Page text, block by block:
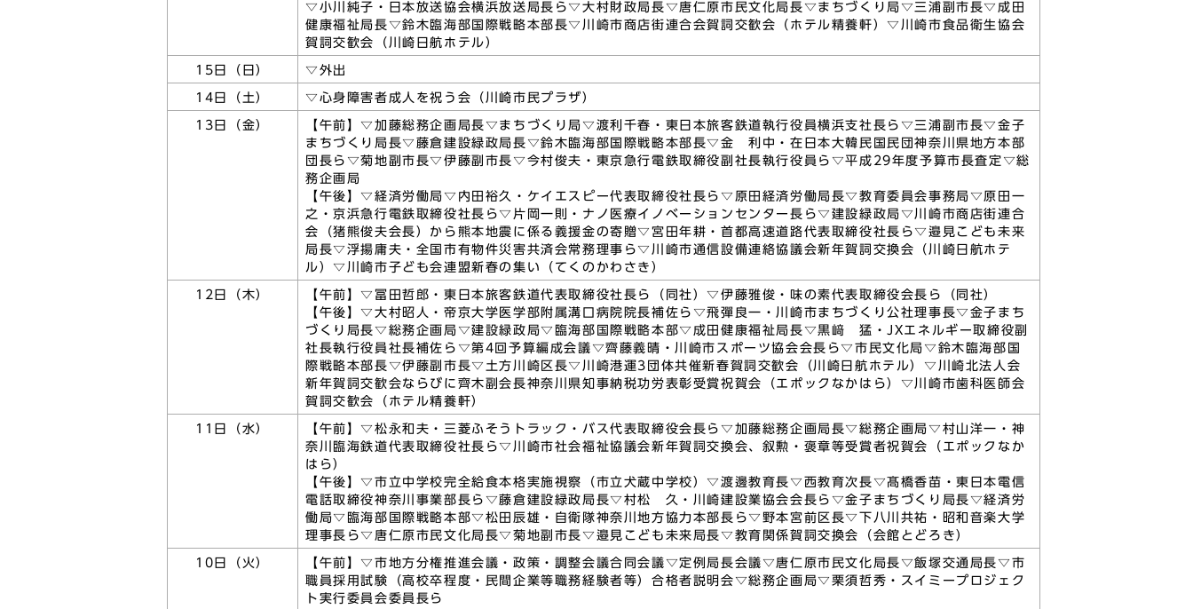
▽小川純子・日本放送協会横浜放送局長ら▽大村財政局長▽唐仁原市民文化局長▽まちづくり局▽三浦副市長▽成田
健康福祉局長▽鈴木臨海部国際戦略本部長▽川崎市商店街連合会賀詞交歓会（ホテル精養軒）▽川崎市食品衛生協会
賀詞交歓会（川崎日航ホテル）
15日（日） ▽外出
14日（土） ▽心身障害者成人を祝う会（川崎市民プラザ）
13日（金）
【午前】▽加藤総務企画局長▽まちづくり局▽渡利千春・東日本旅客鉄道執行役員横浜支社長ら▽三浦副市長▽金子
まちづくり局長▽藤倉建設緑政局長▽鈴木臨海部国際戦略本部長▽金 利中・在日本大韓民国民団神奈川県地方本部
団長ら▽菊地副市長▽伊藤副市長▽今村俊夫・東京急行電鉄取締役副社長執行役員ら▽平成29年度予算市長査定▽総
務企画局
【午後】▽経済労働局▽内田裕久・ケイエスピー代表取締役社長ら▽原田経済労働局長▽教育委員会事務局▽原田一
之・京浜急行電鉄取締役社長ら▽片岡一則・ナノ医療イノベーションセンター長ら▽建設緑政局▽川崎市商店街連合
会（猪熊俊夫会長）から熊本地震に係る義援金の寄贈▽宮田年耕・首都高速道路代表取締役社長ら▽邉見こども未来
局長▽浮揚庸夫・全国市有物件災害共済会常務理事ら▽川崎市通信設備連絡協議会新年賀詞交換会（川崎日航ホテ
ル）▽川崎市子ども会連盟新春の集い（てくのかわさき）
12日（木）
【午前】▽冨田哲郎・東日本旅客鉄道代表取締役社長ら（同社）▽伊藤雅俊・味の素代表取締役会長ら（同社）
【午後】▽大村昭人・帝京大学医学部附属溝口病院院長補佐ら▽飛彈良一・川崎市まちづくり公社理事長▽金子まち
づくり局長▽総務企画局▽建設緑政局▽臨海部国際戦略本部▽成田健康福祉局長▽黒﨑 猛・JXエネルギー取締役副
社長執行役員社長補佐ら▽第4回予算編成会議▽齊藤義晴・川崎市スポーツ協会会長ら▽市民文化局▽鈴木臨海部国
際戦略本部長▽伊藤副市長▽土方川崎区長▽川崎港運3団体共催新春賀詞交歓会（川崎日航ホテル）▽川崎北法人会
新年賀詞交歓会ならびに齊木副会長神奈川県知事納税功労表彰受賞祝賀会（エポックなかはら）▽川崎市歯科医師会
賀詞交歓会（ホテル精養軒）
11日（水）
【午前】▽松永和夫・三菱ふそうトラック・バス代表取締役会長ら▽加藤総務企画局長▽総務企画局▽村山洋一・神
奈川臨海鉄道代表取締役社長ら▽川崎市社会福祉協議会新年賀詞交換会、叙勲・褒章等受賞者祝賀会（エポックなか
はら）
【午後】▽市立中学校完全給食本格実施視察（市立犬蔵中学校）▽渡邊教育長▽西教育次長▽髙橋香苗・東日本電信
電話取締役神奈川事業部長ら▽藤倉建設緑政局長▽村松 久・川崎建設業協会会長ら▽金子まちづくり局長▽経済労
働局▽臨海部国際戦略本部▽松田辰雄・自衛隊神奈川地方協力本部長ら▽野本宮前区長▽下八川共祐・昭和音楽大学
理事長ら▽唐仁原市民文化局長▽菊地副市長▽邉見こども未来局長▽教育関係賀詞交換会（会館とどろき）
10日（火）
【午前】▽市地方分権推進会議・政策・調整会議合同会議▽定例局長会議▽唐仁原市民文化局長▽飯塚交通局長▽市
職員採用試験（高校卒程度・民間企業等職務経験者等）合格者説明会▽総務企画局▽栗須哲秀・スイミープロジェク
ト実行委員会委員長ら